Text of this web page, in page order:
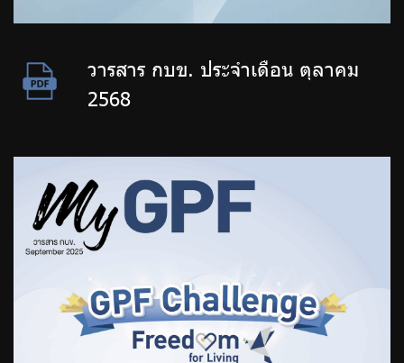
วารสาร กบข. ประจำเดือน ตุลาคม
2568